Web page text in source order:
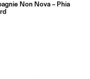
Non Nova – Phia